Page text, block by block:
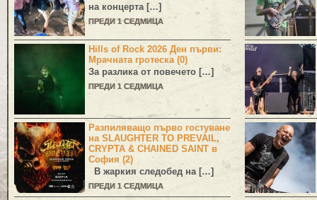
на концерта […]
ПРЕДИ 1 СЕДМИЦА
Hills of Rock 2026 Ден първи:
Мрачната гротеска (0)
За разлика от повечето […]
ПРЕДИ 1 СЕДМИЦА
Разпиляващо първо гостуване
на SLAUGHTER TO PREVAIL,
CRYPTA & CHAINED SAINT в
София (2)
В жаркия следобед на […]
ПРЕДИ 1 СЕДМИЦА